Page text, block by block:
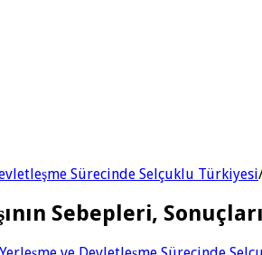
Sürecinde Selçuklu Türkiyesi
Sebepleri,